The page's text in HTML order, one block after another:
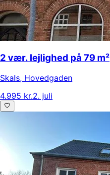
2 vær. lejlighed på 79 m²
Skals, Hovedgaden
4.995 kr.2. juli